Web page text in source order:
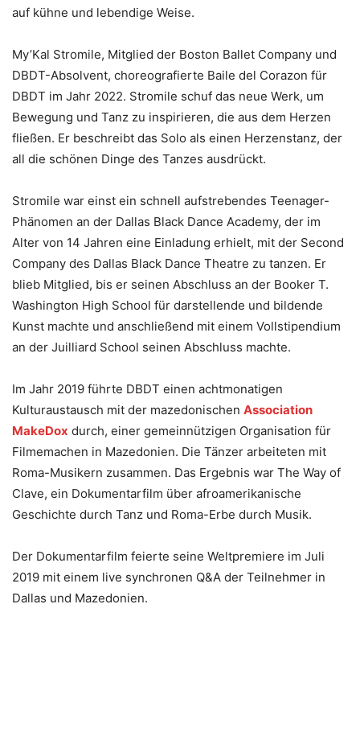
auf kühne und lebendige Weise.
My’Kal Stromile, Mitglied der Boston Ballet Company und
DBDT-Absolvent, choreografierte Baile del Corazon für
DBDT im Jahr 2022. Stromile schuf das neue Werk, um
Bewegung und Tanz zu inspirieren, die aus dem Herzen
fließen. Er beschreibt das Solo als einen Herzenstanz, der
all die schönen Dinge des Tanzes ausdrückt.
Stromile war einst ein schnell aufstrebendes Teenager-
Phänomen an der Dallas Black Dance Academy, der im
Alter von 14 Jahren eine Einladung erhielt, mit der Second
Company des Dallas Black Dance Theatre zu tanzen. Er
blieb Mitglied, bis er seinen Abschluss an der Booker T.
Washington High School für darstellende und bildende
Kunst machte und anschließend mit einem Vollstipendium
an der Juilliard School seinen Abschluss machte.
Im Jahr 2019 führte DBDT einen achtmonatigen
Kulturaustausch mit der mazedonischen Association
MakeDox durch, einer gemeinnützigen Organisation für
Filmemachen in Mazedonien. Die Tänzer arbeiteten mit
Roma-Musikern zusammen. Das Ergebnis war The Way of
Clave, ein Dokumentarfilm über afroamerikanische
Geschichte durch Tanz und Roma-Erbe durch Musik.
Der Dokumentarfilm feierte seine Weltpremiere im Juli
2019 mit einem live synchronen Q&A der Teilnehmer in
Dallas und Mazedonien.